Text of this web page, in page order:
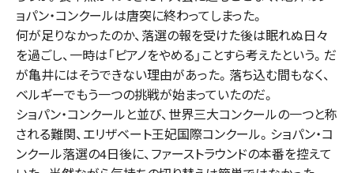
ョパン・コンクールは唐突に終わってしまった。
何が足りなかったのか、落選の報を受けた後は眠れぬ日々
を過ごし、一時は「ピアノをやめる」ことすら考えたという。だ
が亀井にはそうできない理由があった。落ち込む間もなく、
ベルギーでもう一つの挑戦が始まっていたのだ。
ショパン・コンクールと並び、世界三大コンクールの一つと称
される難関、エリザベート王妃国際コンクール。ショパン・コ
ンクール落選の4日後に、ファーストラウンドの本番を控えて